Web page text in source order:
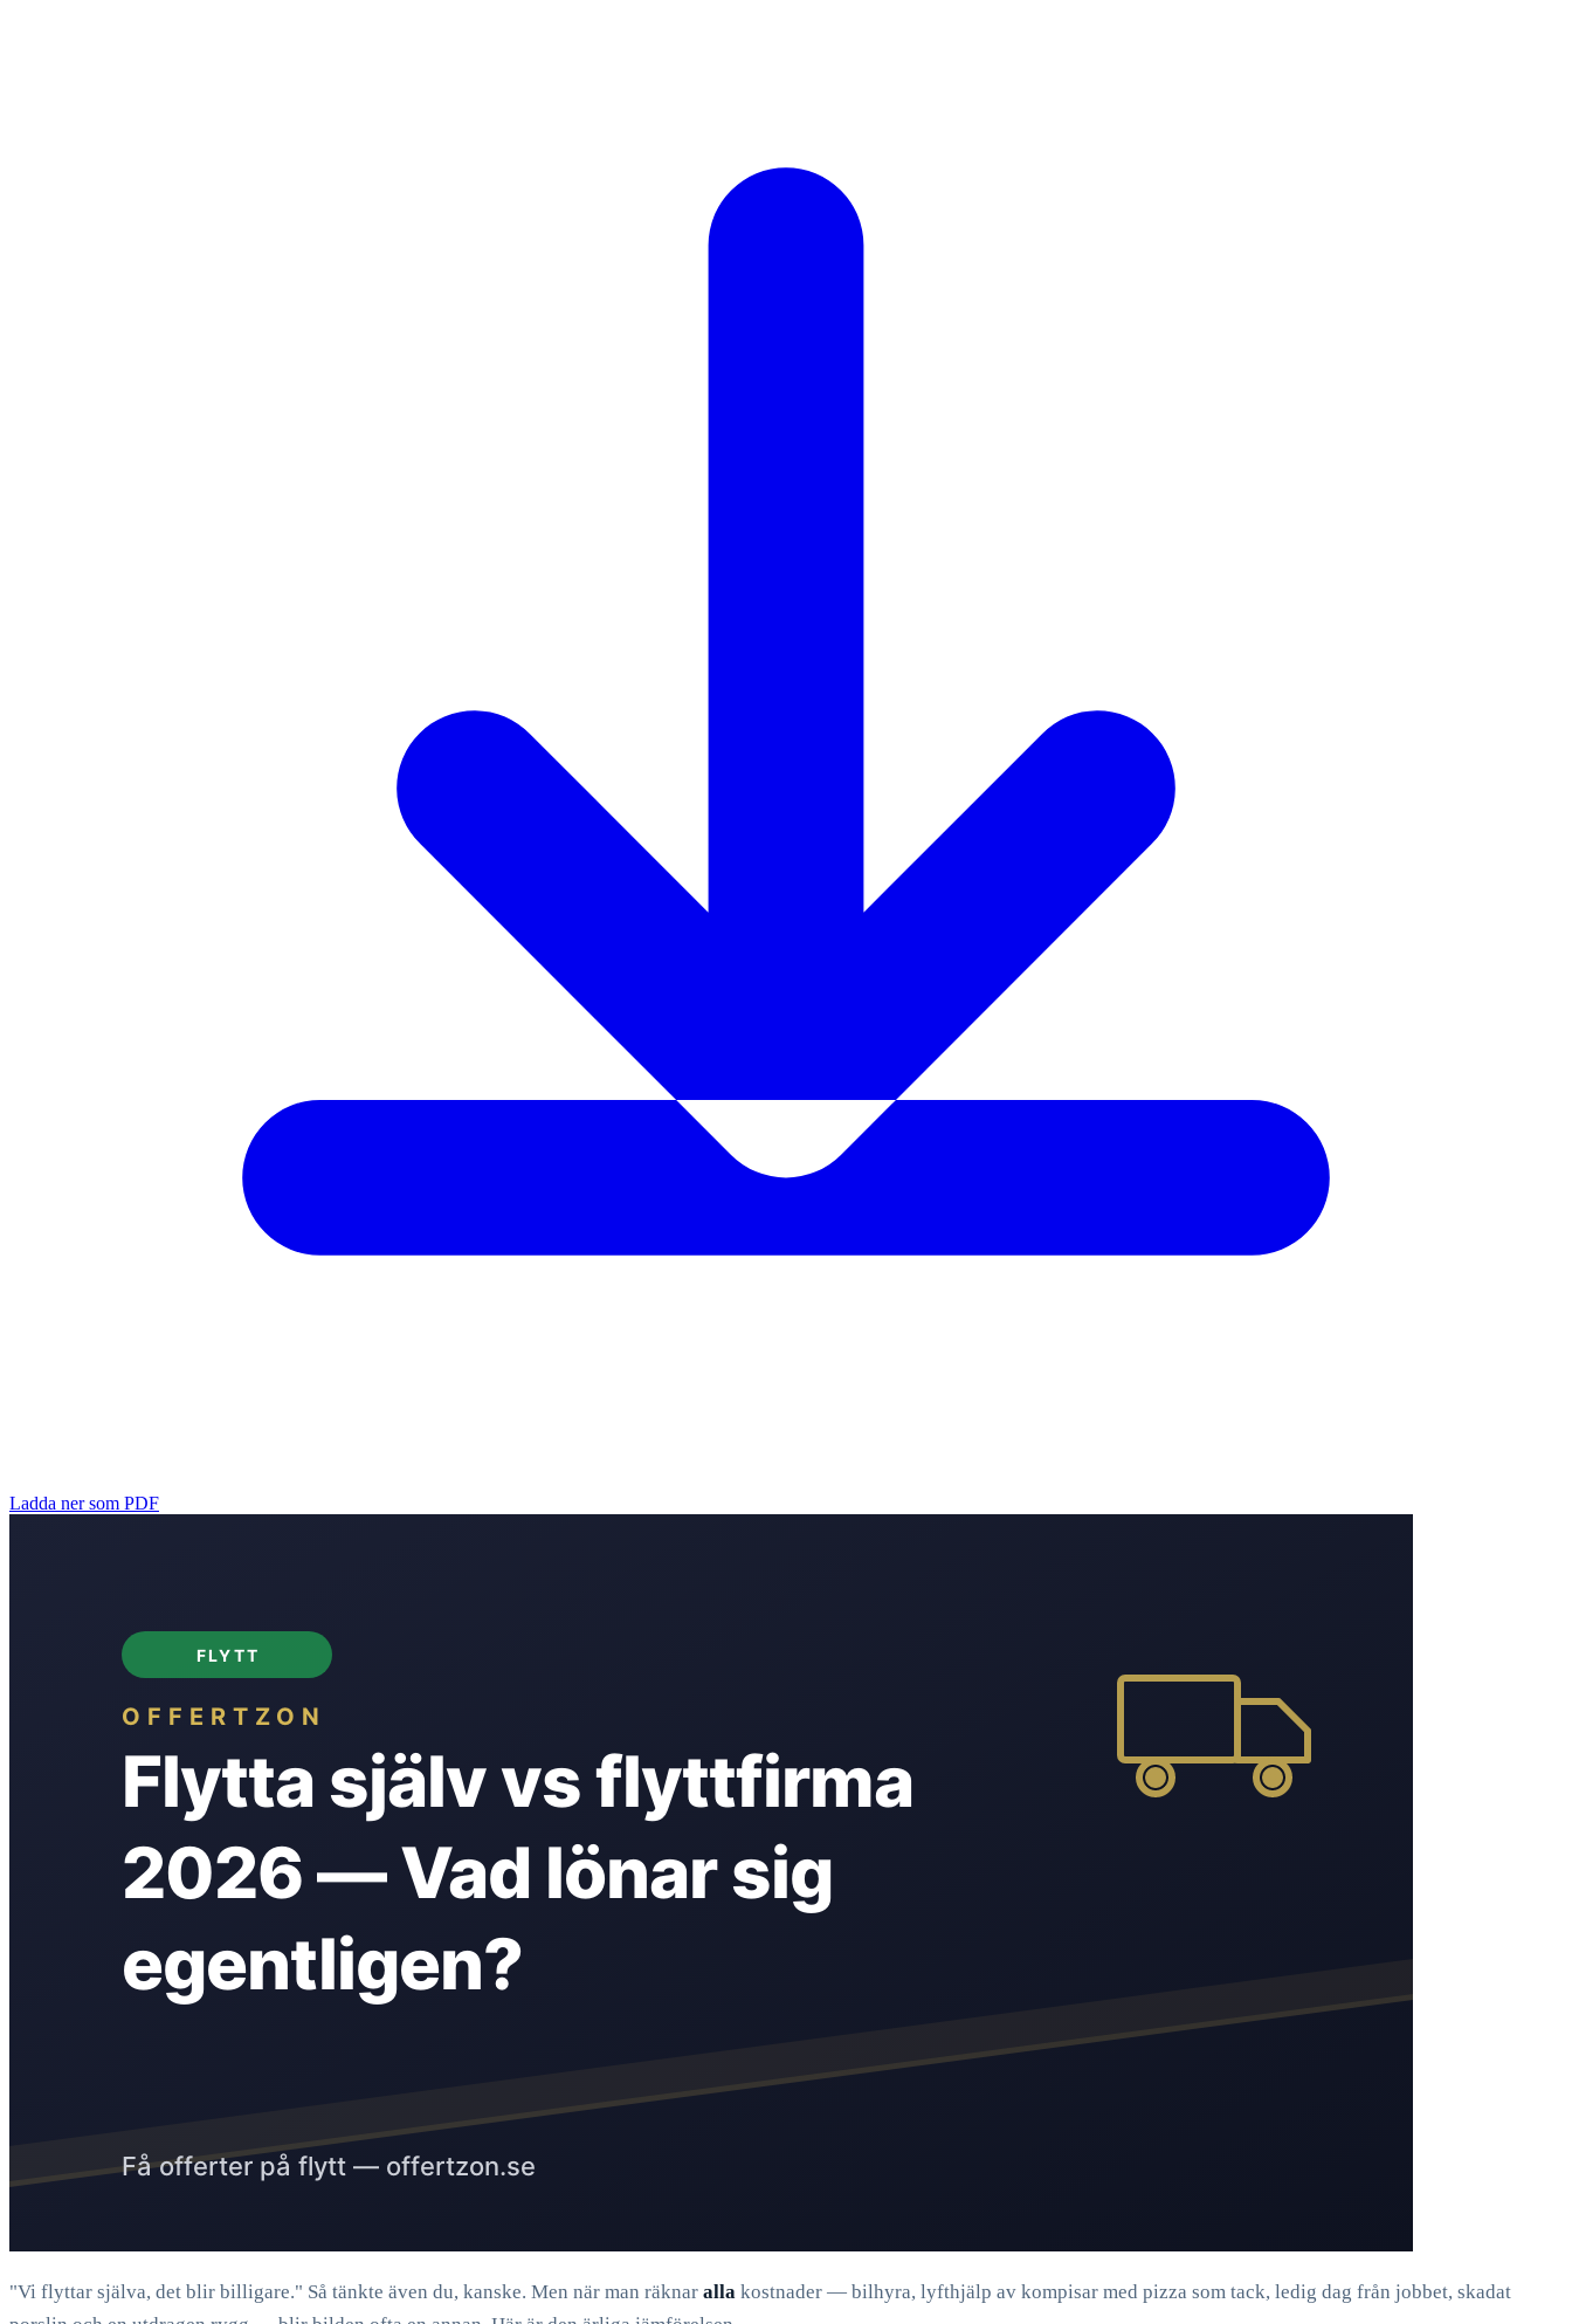
Ladda ner som PDF
"Vi flyttar själva, det blir billigare." Så tänkte även du, kanske. Men när man räknar alla kostnader — bilhyra, lyfthjälp av kompisar med pizza som tack, ledig dag från jobbet, skadat